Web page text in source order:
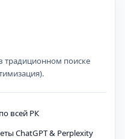
поиске
всей РК
ChatGPT & Perplexity